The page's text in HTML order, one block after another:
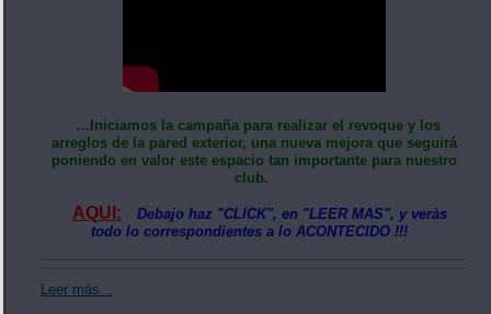
…Iniciamos la campaña para realizar el revoque y los
arreglos de la pared exterior, una nueva mejora que seguirá
poniendo en valor este espacio tan importante para nuestro
club.
AQUI:
Debajo haz "CLICK", en "LEER MAS", y veràs
todo lo correspondientes a lo ACONTECIDO !!!
Leer más...